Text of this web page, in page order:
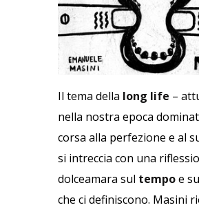
Il tema della long life –
nella nostra epoca
corsa alla perfezione e al
si intreccia con una
dolceamara sul tempoe
che ci definiscono. Masini